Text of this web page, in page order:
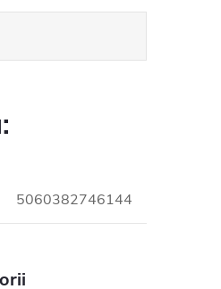
5060382746144